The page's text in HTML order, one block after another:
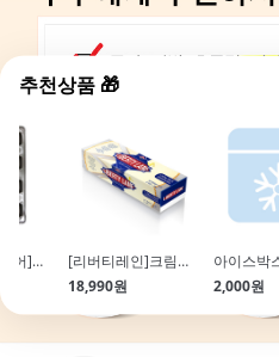
추천상품 🎁
[우정베이크웨어]조가비마들렌12구(실팝T코팅팬)
[리버티레인]크림치즈(1.36kg\/리전트)
18,990원
2,000원